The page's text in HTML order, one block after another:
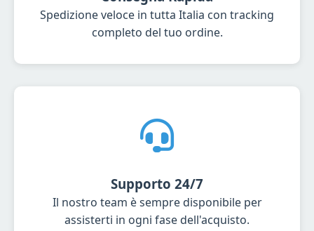
Spedizione veloce in tutta Italia con tracking
completo del tuo ordine.
Supporto 24/7
Il nostro team è sempre disponibile per
assisterti in ogni fase dell'acquisto.